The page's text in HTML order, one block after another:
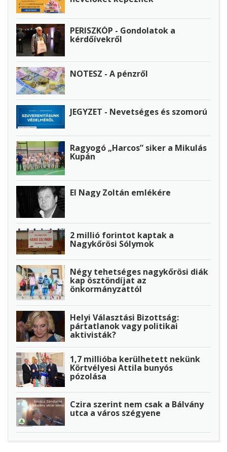
PERISZKÓP - Gondolatok a
kérdőívekről
NOTESZ - A pénzről
JEGYZET - Nevetséges és szomorú
Ragyogó „Harcos” siker a Mikulás
Kupán
El Nagy Zoltán emlékére
2 millió forintot kaptak a
Nagykőrösi Sólymok
Négy tehetséges nagykőrösi diák
kap ösztöndíjat az
önkormányzattól
Helyi Választási Bizottság:
pártatlanok vagy politikai
aktivisták?
1,7 millióba kerülhetett nekünk
Körtvélyesi Attila bunyós
pózolása
Czira szerint nem csak a Bálvány
utca a város szégyene